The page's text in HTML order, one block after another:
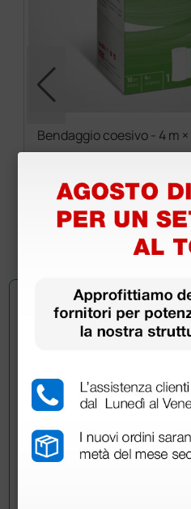
Bendaggio coesivo - 4 m
139,50 €155,00 €
(Prezzo i.e.)
Hai ancora qualche
Invia ora la tua domanda ai